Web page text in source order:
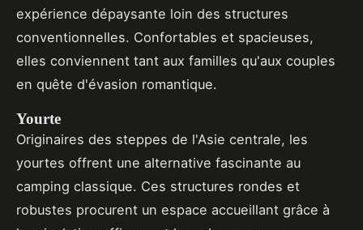
expérience dépaysante loin des structures
conventionnelles. Confortables et spacieuses,
elles conviennent tant aux familles qu'aux couples
en quête d'évasion romantique.
Yourte
Originaires des steppes de l'Asie centrale, les
yourtes offrent une alternative fascinante au
camping classique. Ces structures rondes et
robustes procurent un espace accueillant grâce à